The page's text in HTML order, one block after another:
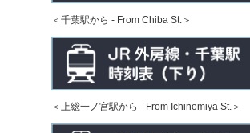
＜千葉駅から - From Chiba St.＞
＜上総一ノ宮駅から - From Ichinomiya St.＞